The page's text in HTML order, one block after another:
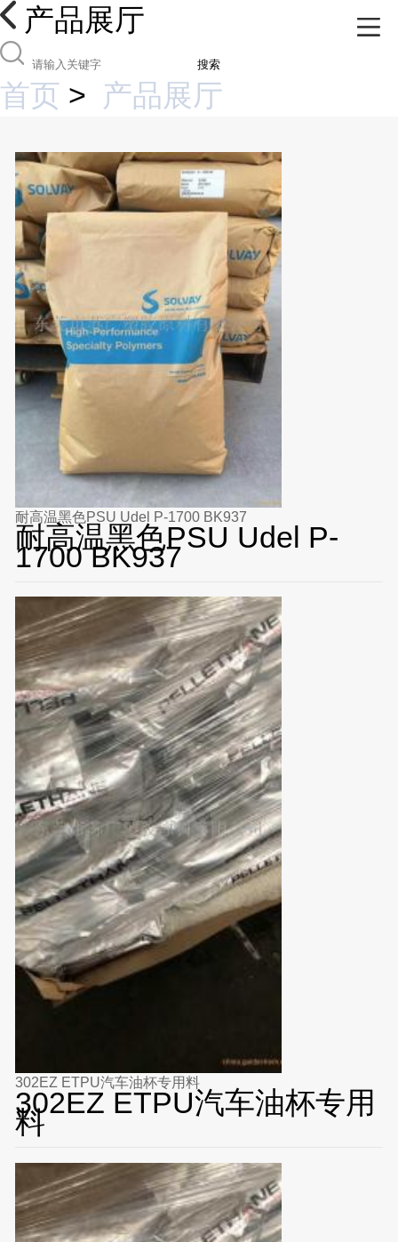
产品展厅
搜索
首页 > 产品展厅
耐高温黑色PSU Udel P-1700 BK937
耐高温黑色PSU Udel P-
1700 BK937
302EZ ETPU汽车油杯专用料
302EZ ETPU汽车油杯专用
料